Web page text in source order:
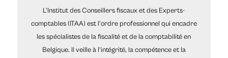
L’Institut des Conseillers fiscaux et des Experts-
comptables (ITAA) est l’ordre professionnel qui encadre
les spécialistes de la fiscalité et de la comptabilité en
Belgique. Il veille à l’intégrité, la compétence et la